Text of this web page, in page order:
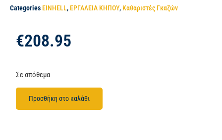
Categories EINHELL, ΕΡΓΑΛΕΙΑ ΚΗΠΟΥ, Καθαριστές Γκαζών
€208.95
Σε απόθεμα
Προσθήκη στο καλάθι